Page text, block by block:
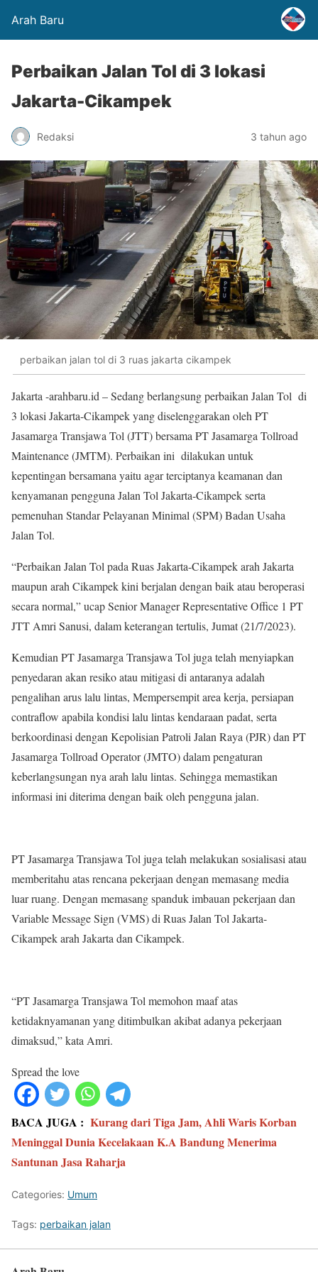
Arah Baru
Perbaikan Jalan Tol di 3 lokasi
Jakarta-Cikampek
Redaksi 3 tahun ago
perbaikan jalan tol di 3 ruas jakarta cikampek
Jakarta -arahbaru.id – Sedang berlangsung perbaikan Jalan Tol di
3 lokasi Jakarta-Cikampek yang diselenggarakan oleh PT
Jasamarga Transjawa Tol (JTT) bersama PT Jasamarga Tollroad
Maintenance (JMTM). Perbaikan ini dilakukan untuk
kepentingan bersamana yaitu agar terciptanya keamanan dan
kenyamanan pengguna Jalan Tol Jakarta-Cikampek serta
pemenuhan Standar Pelayanan Minimal (SPM) Badan Usaha
Jalan Tol.
“Perbaikan Jalan Tol pada Ruas Jakarta-Cikampek arah Jakarta
maupun arah Cikampek kini berjalan dengan baik atau beroperasi
secara normal,” ucap Senior Manager Representative Office 1 PT
JTT Amri Sanusi, dalam keterangan tertulis, Jumat (21/7/2023).
Kemudian PT Jasamarga Transjawa Tol juga telah menyiapkan
penyedaran akan resiko atau mitigasi di antaranya adalah
pengalihan arus lalu lintas, Mempersempit area kerja, persiapan
contraflow apabila kondisi lalu lintas kendaraan padat, serta
berkoordinasi dengan Kepolisian Patroli Jalan Raya (PJR) dan PT
Jasamarga Tollroad Operator (JMTO) dalam pengaturan
keberlangsungan nya arah lalu lintas. Sehingga memastikan
informasi ini diterima dengan baik oleh pengguna jalan.
PT Jasamarga Transjawa Tol juga telah melakukan sosialisasi atau
memberitahu atas rencana pekerjaan dengan memasang media
luar ruang. Dengan memasang spanduk imbauan pekerjaan dan
Variable Message Sign (VMS) di Ruas Jalan Tol Jakarta-
Cikampek arah Jakarta dan Cikampek.
“PT Jasamarga Transjawa Tol memohon maaf atas
ketidaknyamanan yang ditimbulkan akibat adanya pekerjaan
dimaksud,” kata Amri.
Spread the love
BACA JUGA : Kurang dari Tiga Jam, Ahli Waris Korban
Meninggal Dunia Kecelakaan K.A Bandung Menerima
Santunan Jasa Raharja
Categories: Umum
Tags: perbaikan jalan